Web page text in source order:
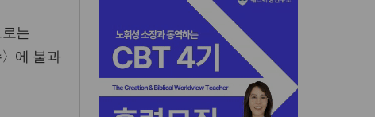
는
에 불과